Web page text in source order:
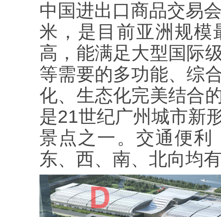
中国进出口商品交易
米，是目前亚洲规模
高，能满足大型国际
等需要的多功能、综
化、生态化完美结合
是21世纪广州城市新
景点之一。交通便利
东、西、南、北向均